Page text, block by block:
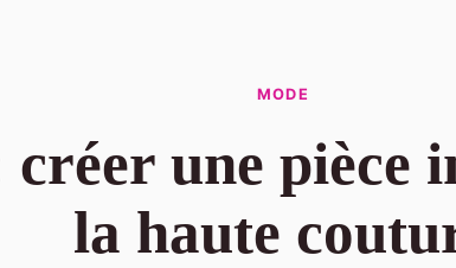
MODE
une pièce
la haute